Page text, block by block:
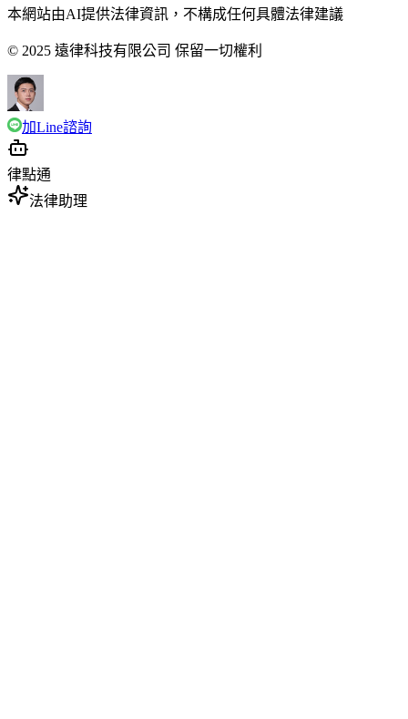
本網站由AI提供法律資訊，不構成任何具體法律建議
© 2025 遠律科技有限公司 保留一切權利
加Line諮詢
律點通
法律助理